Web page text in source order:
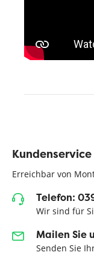
Kundenservice
Erreichbar von
Telefon:
Wir sind für
Mailen Sie
Senden Sie